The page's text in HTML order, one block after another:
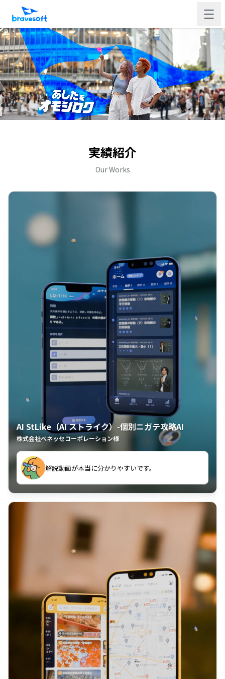
実績紹介
Our Works
AI StLike（AI ストライク）-個別ニガテ攻略AI
株式会社ベネッセコーポレーション様
古文漢文を主に使わせていただいているが、復習する
のに非常に役立っている。
解説動画が本当に分かりやすいです。